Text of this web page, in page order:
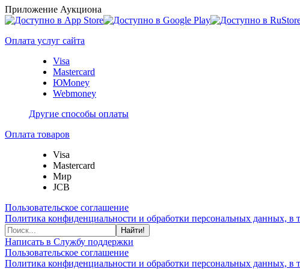
Приложение Аукциона
Оплата услуг сайта
Visa
Mastercard
ЮMoney
Webmoney
Другие способы оплаты
Оплата товаров
Visa
Mastercard
Мир
JCB
Пользовательское соглашение
Политика конфиденциальности и обработки персональных данных,
Найти!
Написать в Службу поддержки
Пользовательское соглашение
Политика конфиденциальности и обработки персональных данных,